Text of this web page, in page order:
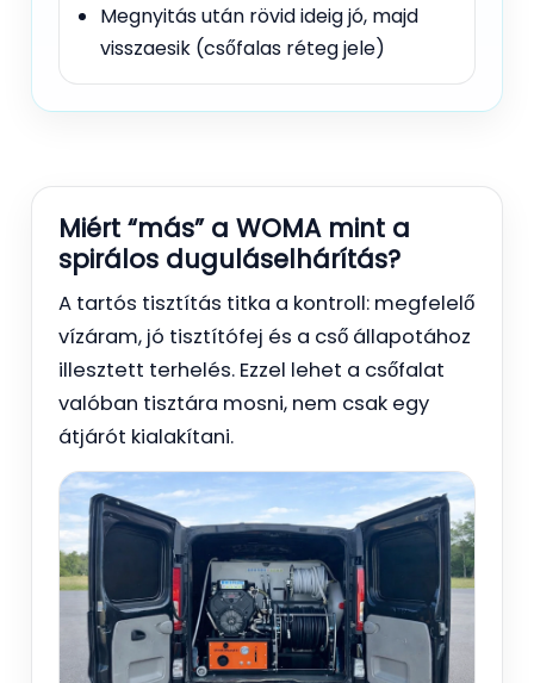
Megnyitás után rövid ideig jó, majd
visszaesik (csőfalas réteg jele)
Miért “más” a WOMA mint a
spirálos duguláselhárítás?
A tartós tisztítás titka a kontroll: megfelelő
vízáram, jó tisztítófej és a cső állapotához
illesztett terhelés. Ezzel lehet a csőfalat
valóban tisztára mosni, nem csak egy
átjárót kialakítani.